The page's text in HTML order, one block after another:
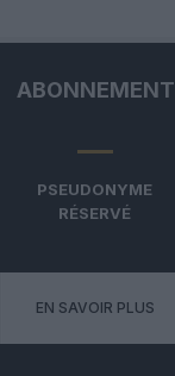
ABONNEMENT
PSEUDONYME
RÉSERVÉ
EN SAVOIR PLUS